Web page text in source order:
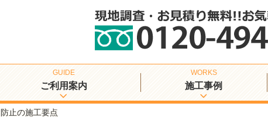
ご利用案内 施工事例
止の施工要点